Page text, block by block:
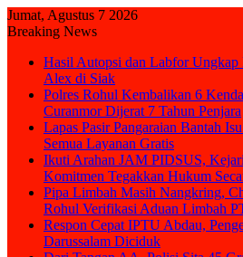
Jumat, Agustus 7 2026
Breaking News
Hasil Autopsi dan Labfor Ungkap
Alex di Siak
Polres Rohul Kembalikan 6
Curanmor Dijerat 7 Tahun Penjara
Lapas Pasir Pangaraian Bantah
Semua Layanan Gratis
Ikuti Arahan JAM PIDSUS,
Komitmen Tegakkan Hukum
Pipa Limbah Masih Nangkring,
Rohul Verifikasi Aduan Limbah
Respon Cepat IPTU Abdau,
Darussalam Diciduk